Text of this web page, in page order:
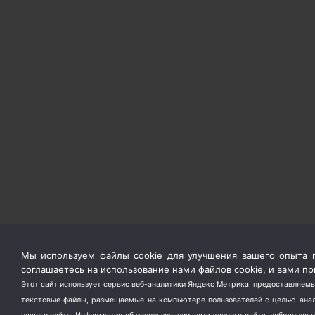
Мы используем файлы cookie для улучшения вашего опыта
соглашаетесь на использование нами файлов cookie, и вами
Этот сайт использует сервис веб-аналитики Яндекс Метрика,
текстовые файлы, размещаемые на компьютере пользователей с целью